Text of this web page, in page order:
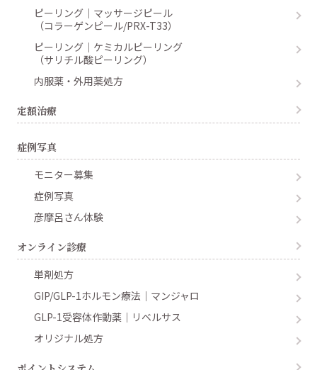
ピーリング｜マッサージピール
（コラーゲンピール/PRX-T33）
ピーリング｜ケミカルピーリング
（サリチル酸ピーリング）
内服薬・外用薬処方
定額治療
症例写真
モニター募集
症例写真
彦摩呂さん体験
オンライン診療
単剤処方
GIP/GLP-1ホルモン療法｜マンジャロ
GLP-1受容体作動薬｜リベルサス
オリジナル処方